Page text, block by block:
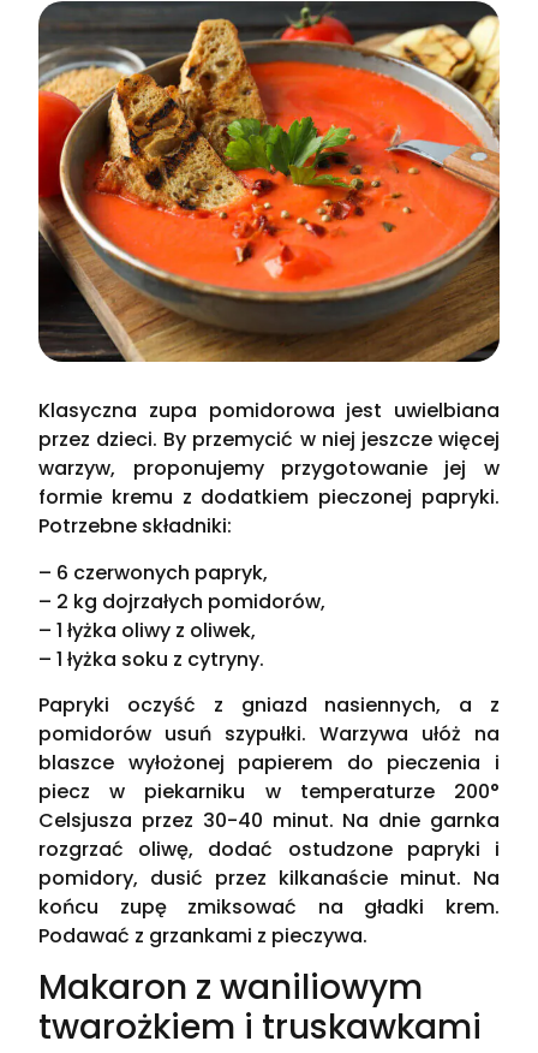
Klasyczna zupa pomidorowa jest uwielbiana
przez dzieci. By przemycić w niej jeszcze więcej
warzyw, proponujemy przygotowanie jej w
formie kremu z dodatkiem pieczonej papryki.
Potrzebne składniki:
– 6 czerwonych papryk,
– 2 kg dojrzałych pomidorów,
– 1 łyżka oliwy z oliwek,
– 1 łyżka soku z cytryny.
Papryki oczyść z gniazd nasiennych, a z
pomidorów usuń szypułki. Warzywa ułóż na
blaszce wyłożonej papierem do pieczenia i
piecz w piekarniku w temperaturze 200°
Celsjusza przez 30-40 minut. Na dnie garnka
rozgrzać oliwę, dodać ostudzone papryki i
pomidory, dusić przez kilkanaście minut. Na
końcu zupę zmiksować na gładki krem.
Podawać z grzankami z pieczywa.
Makaron z waniliowym
twarożkiem i truskawkami